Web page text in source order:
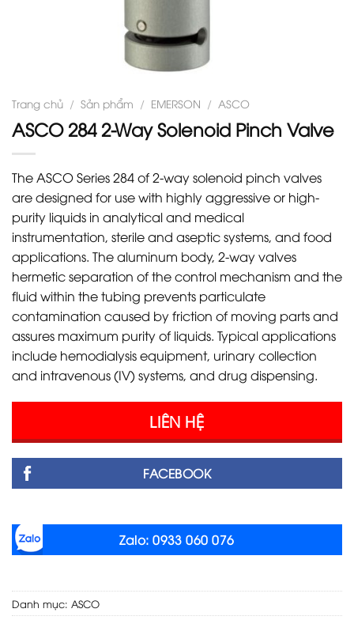
Trang chủ / Sản phẩm / EMERSON / ASCO
ASCO 284 2-Way Solenoid Pinch Valve
The ASCO Series 284 of 2-way solenoid pinch valves
are designed for use with highly aggressive or high-
purity liquids in analytical and medical
instrumentation, sterile and aseptic systems, and food
applications. The aluminum body, 2-way valves
hermetic separation of the control mechanism and the
fluid within the tubing prevents particulate
contamination caused by friction of moving parts and
assures maximum purity of liquids. Typical applications
include hemodialysis equipment, urinary collection
and intravenous (IV) systems, and drug dispensing.
LIÊN HỆ
FACEBOOK
Zalo: 0933 060 076
Danh mục: ASCO